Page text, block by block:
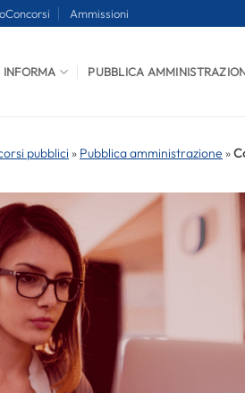
Ammissioni
INFORMA PUBBLICA
pubblici » Pubblica amministrazione »